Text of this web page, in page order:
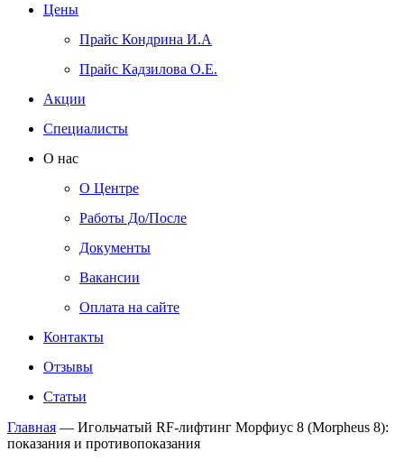
Цены
Прайс Кондрина И.А
Прайс Кадзилова О.Е.
Акции
Специалисты
О нас
О Центре
Работы До/После
Документы
Вакансии
Оплата на сайте
Контакты
Отзывы
Статьи
Главная — Игольчатый RF-лифтинг Морфиус 8 (Morpheus 8):
показания и противопоказания